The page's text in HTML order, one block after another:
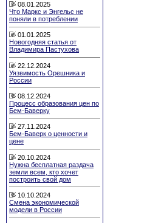
08.01.2025
Что Маркс и Энгельс не
поняли в потреблении
01.01.2025
Новогодняя статья от
Владимира Пастухова
22.12.2024
Уязвимость Орешника и
России
08.12.2024
Процесс образования цен по
Бем-Баверку
27.11.2024
Бем-Баверк о ценности и
цене
20.10.2024
Нужна бесплатная раздача
земли всем, кто хочет
построить свой дом
10.10.2024
Смена экономической
модели в России